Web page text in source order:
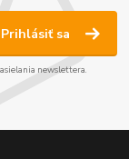
Prihlásiť sa
newslettera.